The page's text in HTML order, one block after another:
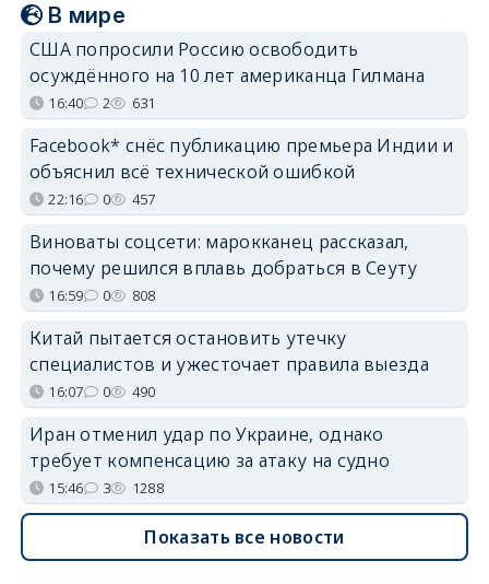
В мире
США попросили Россию освободить
осуждённого на 10 лет американца Гилмана
16:40 2 631
Facebook* снёс публикацию премьера Индии и
объяснил всё технической ошибкой
22:16 0 457
Виноваты соцсети: марокканец рассказал,
почему решился вплавь добраться в Сеуту
16:59 0 808
Китай пытается остановить утечку
специалистов и ужесточает правила выезда
16:07 0 490
Иран отменил удар по Украине, однако
требует компенсацию за атаку на судно
15:46 3 1288
Показать все новости